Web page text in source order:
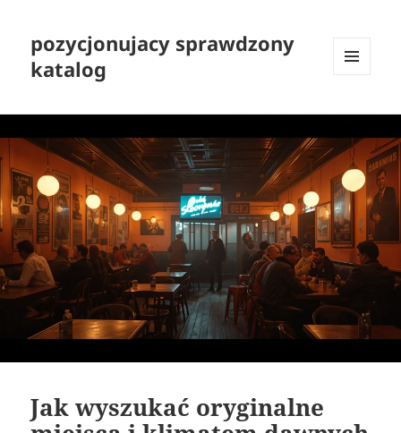
pozycjonujacy sprawdzony
katalog
WIDGETY
Jak wyszukać oryginalne